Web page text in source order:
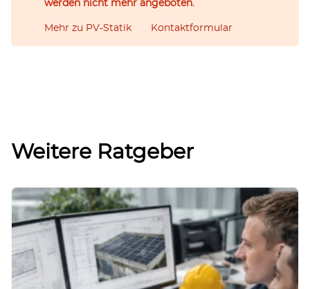
werden nicht mehr angeboten.
Mehr zu PV-Statik Kontaktformular
Weitere Ratgeber